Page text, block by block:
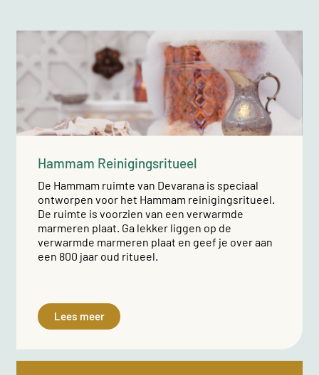
Hammam Reinigingsritueel
De Hammam ruimte van Devarana is speciaal
ontworpen voor het Hammam reinigingsritueel.
De ruimte is voorzien van een verwarmde
marmeren plaat. Ga lekker liggen op de
verwarmde marmeren plaat en geef je over aan
een 800 jaar oud ritueel.
Lees meer